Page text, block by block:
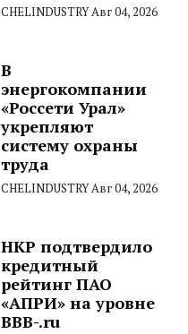
CHELINDUSTRYАвг 04, 2026
В
энергокомпании
«Россети Урал»
укрепляют
систему охраны
труда
CHELINDUSTRYАвг 04, 2026
НКР подтвердило
кредитный
рейтинг ПАО
«АПРИ» на уровне
BBB-.ru